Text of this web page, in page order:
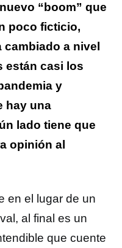
“boom” que
poco ficticio,
a nivel
están casi los
y
hay una
lado tiene que
opinión al
en el lugar de un
al final es un
que cuente